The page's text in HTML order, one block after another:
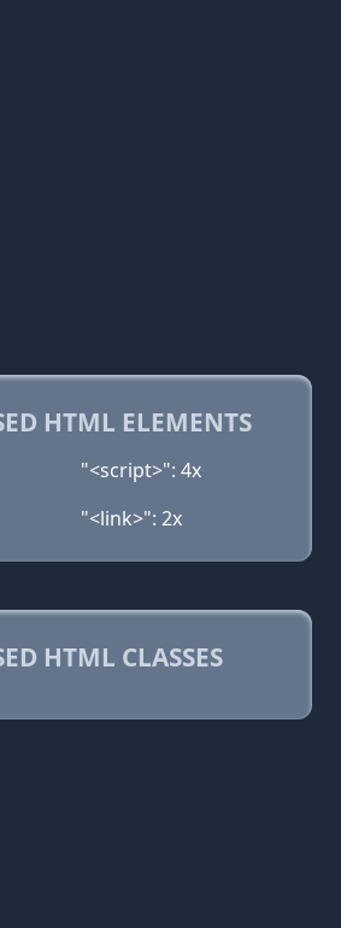
HTML ELEMENTS
"<script>": 4x
"<link>": 2x
HTML CLASSES